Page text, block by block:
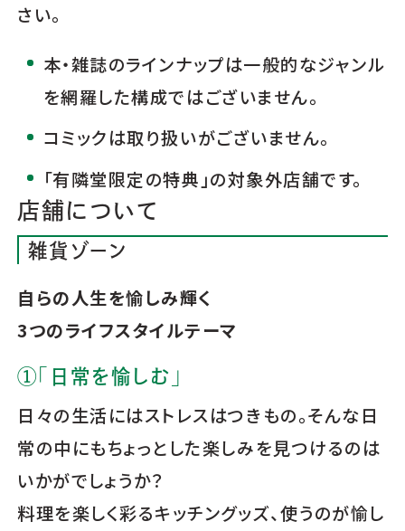
さい。
本・雑誌のラインナップは一般的なジャンル
を網羅した構成ではございません。
コミックは取り扱いがございません。
「有隣堂限定の特典」の対象外店舗です。
店舗について
雑貨ゾーン
自らの人生を愉しみ輝く
3つのライフスタイルテーマ
①「日常を愉しむ」
日々の生活にはストレスはつきもの。そんな日
常の中にもちょっとした楽しみを見つけるのは
いかがでしょうか？
料理を楽しく彩るキッチングッズ、使うのが愉し